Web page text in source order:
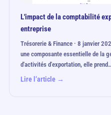
L'impact de la comptabilité
entreprise
Trésorerie & Finance · 8 janvier
une composante essentielle de la
d'activités d'exportation, elle
Lire l’article →